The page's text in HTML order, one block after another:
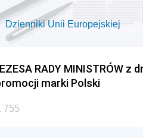
Dzienniki Unii Europejskiej
RADY MINISTRÓW z
marki Polski
755